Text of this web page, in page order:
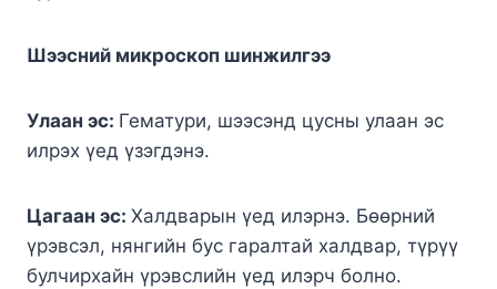
Шээсний микроскоп шинжилгээ
Улаан эс: Гематури, шээсэнд цусны улаан эс
илрэх үед үзэгдэнэ.
Цагаан эс: Халдварын үед илэрнэ. Бөөрний
үрэвсэл, нянгийн бус гаралтай халдвар, түрүү
булчирхайн үрэвслийн үед илэрч болно.